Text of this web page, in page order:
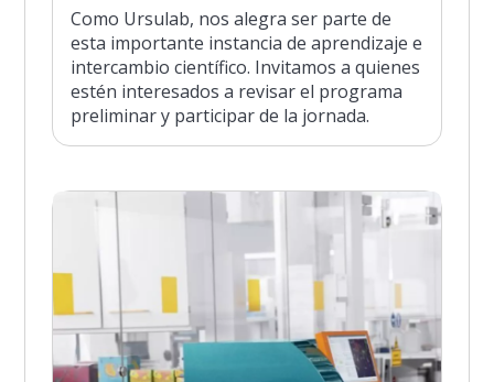
Como Ursulab, nos alegra ser parte de
esta importante instancia de aprendizaje e
intercambio científico. Invitamos a quienes
estén interesados a revisar el programa
preliminar y participar de la jornada.